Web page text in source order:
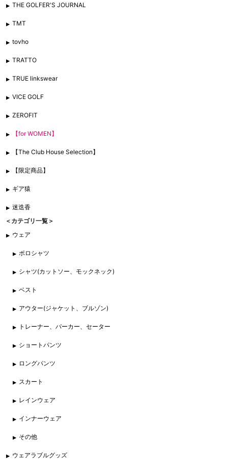
THE GOLFER'S JOURNAL
TMT
tovho
TRATTO
TRUE linkswear
VICE GOLF
ZEROFIT
【for WOMEN】
【The Club House Selection】
【限定商品】
ギア猿
迷迭香
＜カテゴリ一覧＞
ウェア
ポロシャツ
シャツ(カットソー、モックネック)
ベスト
アウター(ジャケット、ブルゾン)
トレーナー、パーカー、セーター
ショートパンツ
ロングパンツ
スカート
レインウェア
インナーウェア
その他
ウェアラブルグッズ